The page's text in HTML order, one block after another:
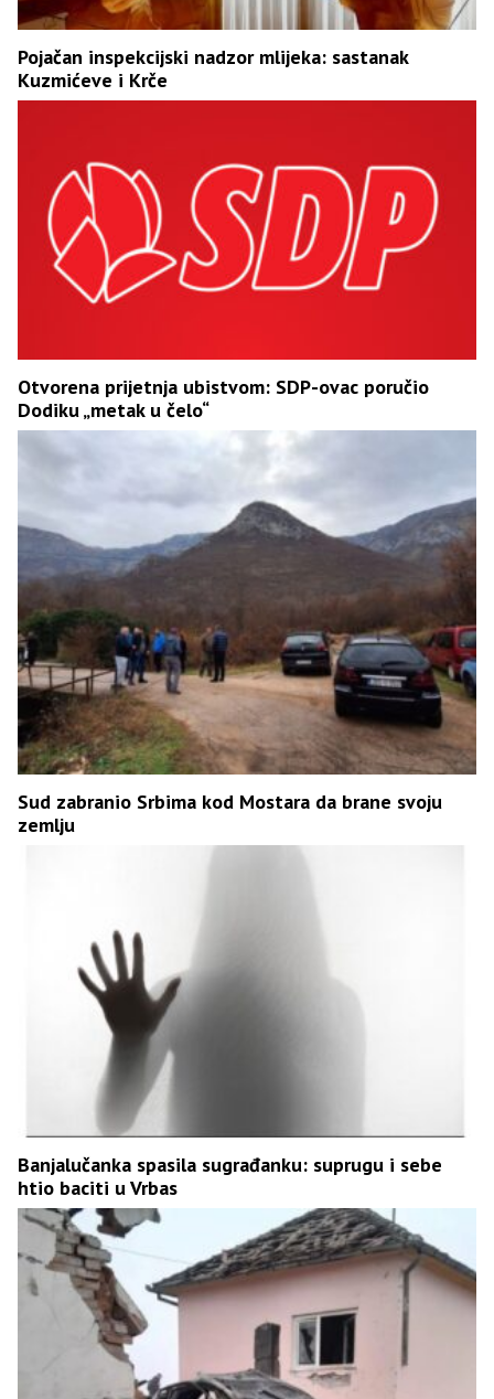
Pojačan inspekcijski nadzor mlijeka: sastanak
Kuzmićeve i Krče
Otvorena prijetnja ubistvom: SDP-ovac poručio
Dodiku „metak u čelo“
Sud zabranio Srbima kod Mostara da brane svoju
zemlju
Banjalučanka spasila sugrađanku: suprugu i sebe
htio baciti u Vrbas